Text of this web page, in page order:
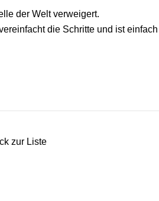
der Welt verweigert.
die Schritte und ist
zur Liste